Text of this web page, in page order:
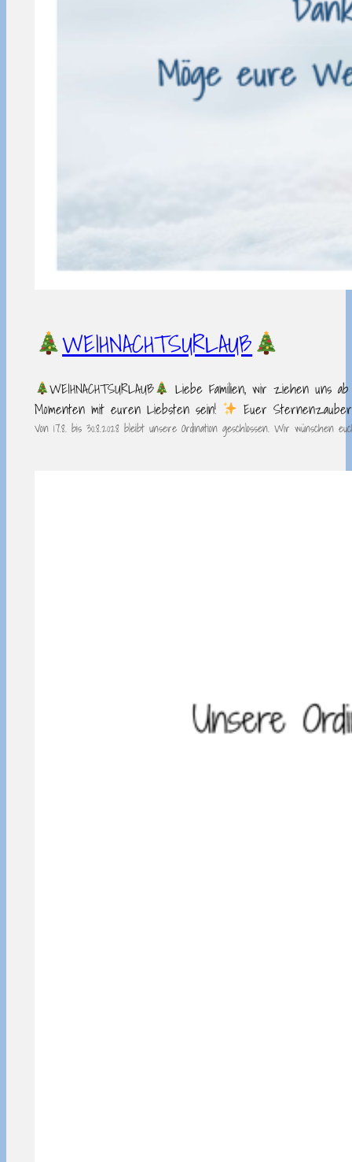
WEIHNACHTSURLAUB
WEIHNACHTSURLAUB
Liebe Familien, wir ziehen uns
Momenten mit euren Liebsten sein!
Euer
Von 17.8. bis 30.8.2028 bleibt unsere Ordination geschlossen. Wir